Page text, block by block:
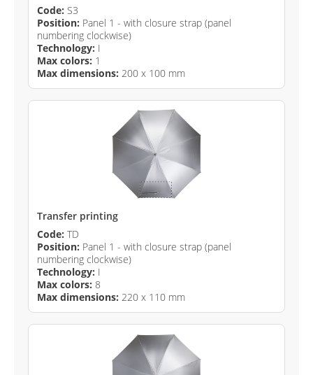
Code: S3
Position: Panel 1 - with closure strap (panel
numbering clockwise)
Technology: I
Max colors: 1
Max dimensions: 200 x 100 mm
Transfer printing
Code: TD
Position: Panel 1 - with closure strap (panel
numbering clockwise)
Technology: I
Max colors: 8
Max dimensions: 220 x 110 mm